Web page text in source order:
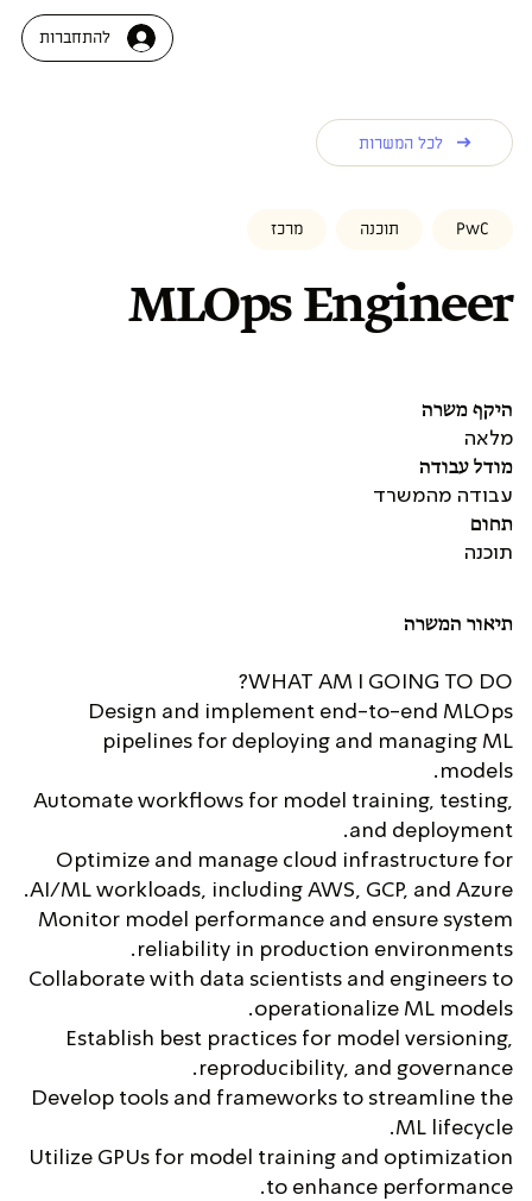
להתחברות
תיאור המשרה
WHAT AM I GOING TO DO?
Design and implement end-to-end MLOps
pipelines for deploying and managing ML
models.
Automate workflows for model training, testing,
and deployment.
Optimize and manage cloud infrastructure for
AI/ML workloads, including AWS, GCP, and Azure.
Monitor model performance and ensure system
reliability in production environments.
Collaborate with data scientists and engineers to
operationalize ML models.
Establish best practices for model versioning,
reproducibility, and governance.
Develop tools and frameworks to streamline the
ML lifecycle.
Utilize GPUs for model training and optimization
to enhance performance.
לכל המשרות
MLOps Engineer
PwC תוכנה מרכז
היקף משרה
מלאה
מודל עבודה
עבודה מהמשרד
תחום
תוכנה